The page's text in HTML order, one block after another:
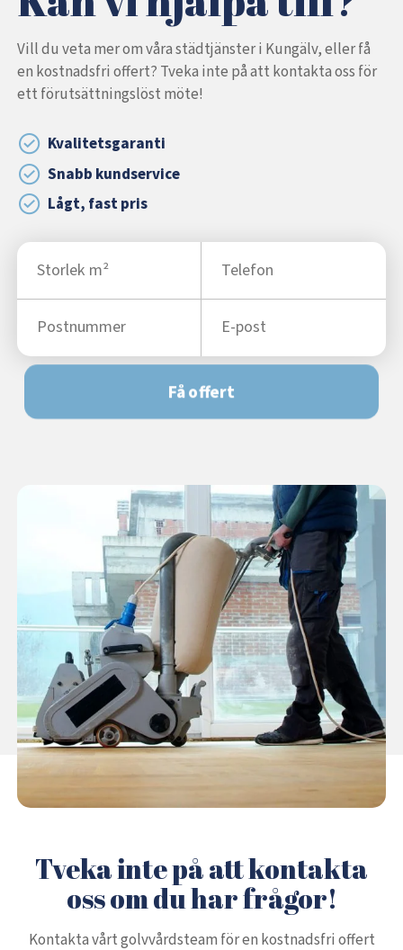
Vill du veta mer om våra städtjänster i Kungälv, eller få
en kostnadsfri offert? Tveka inte på att kontakta oss för
ett förutsättningslöst möte!
Kvalitetsgaranti
Snabb kundservice
Lågt, fast pris
Få offert
Tveka inte på att kontakta
oss om du har frågor!
Kontakta vårt golvvårdsteam för en kostnadsfri offert